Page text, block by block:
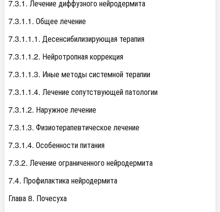
7.3.1. Лечение диффузного нейродермита
7.3.1.1. Общее лечение
7.3.1.1.1. Десенсибилизирующая терапия
7.3.1.1.2. Нейротропная коррекция
7.3.1.1.3. Иные методы системной терапии
7.3.1.1.4. Лечение сопутствующей патологии
7.3.1.2. Наружное лечение
7.3.1.3. Физиотерапевтическое лечение
7.3.1.4. Особенности питания
7.3.2. Лечение ограниченного нейродермита
7.4. Профилактика нейродермита
Глава 8. Почесуха